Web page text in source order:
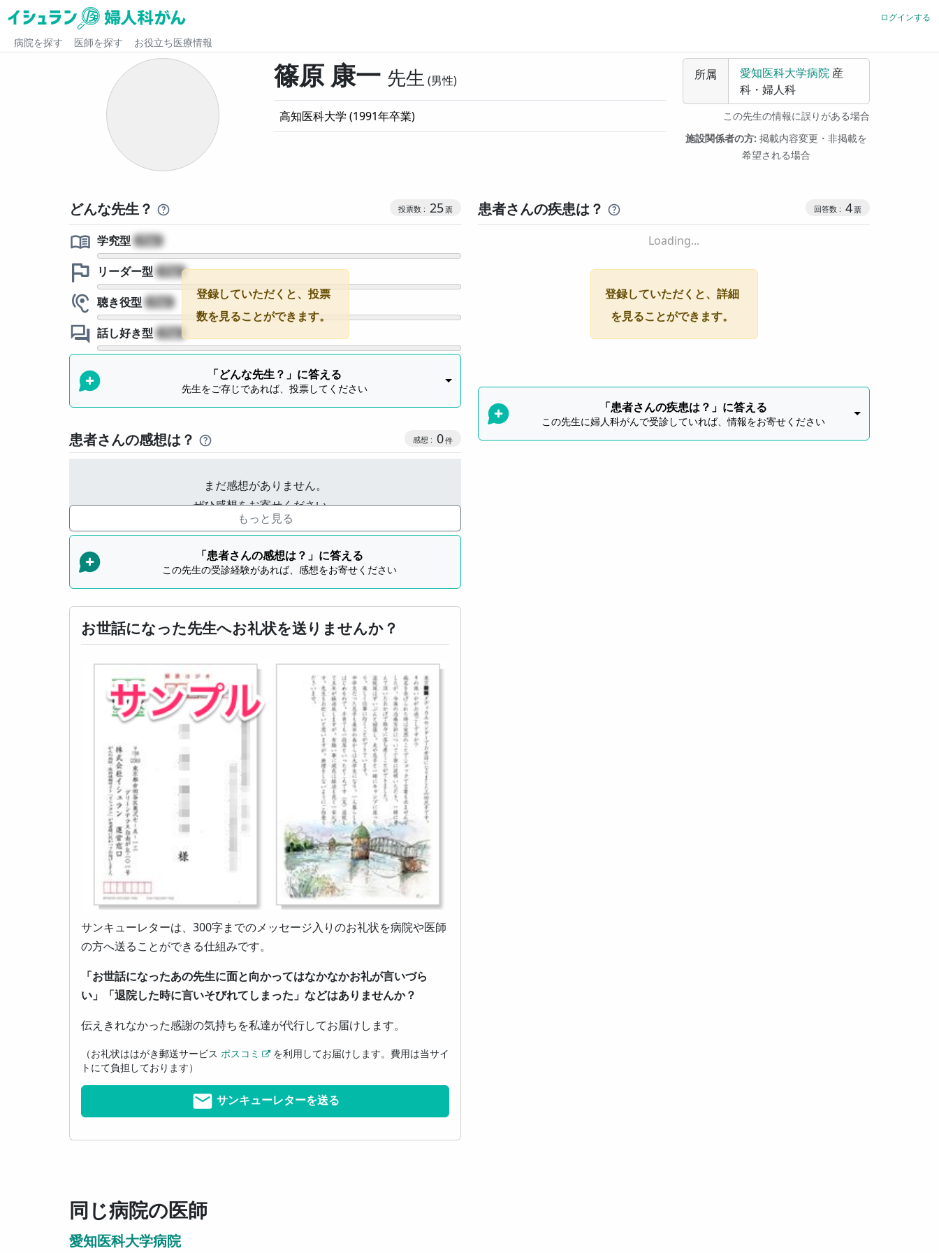
ログインする
病院を探す 医師を探す お役立ち医療情報
篠原 康一 先生 男性
高知医科大学 (1991年卒業)
所属 愛知医科大学病院 産
科・婦人科
この先生の情報に誤りがある場合
施設関係者の方: 掲載内容変更・非掲載を
希望される場合
どんな先生？ コミュニケーション・タイプ投票数
25
学究型
?
リーダー型
?
聴き役型
?
話し好き型
?
「どんな先生？」に答える
先生をご存じであれば、投票してください
登録していただくと、投票
数を見ることができます。
患者さんの疾患は？ 4
Loading...
「患者さんの疾患は？」に答える
この先生に婦人科がんで受診していれば、情報をお寄せください
登録していただくと、詳細
を見ることができます。
患者さんの感想は？ 感想投稿数
0
まだ感想がありません。
ぜひ感想をお寄せください。
もっと見る
「患者さんの感想は？」に答える
この先生の受診経験があれば、感想をお寄せください
お世話になった先生へお礼状を送りませんか？
サンキューレターは、300字までのメッセージ入りのお礼状を病院や医師
の方へ送ることができる仕組みです。
「お世話になったあの先生に面と向かってはなかなかお礼が言いづら
い」「退院した時に言いそびれてしまった」などはありませんか？
伝えきれなかった感謝の気持ちを私達が代行してお届けします。
（お礼状ははがき郵送サービス ポスコミ
を利用してお届けします。費用は当サイ
トにて負担しております）
サンキューレターを送る
同じ病院の医師
愛知医科大学病院